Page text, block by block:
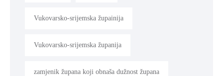
Vukovarsko-srijemska župainija
Vukovarsko-srijemska županija
zamjenik župana koji obnaša dužnost župana